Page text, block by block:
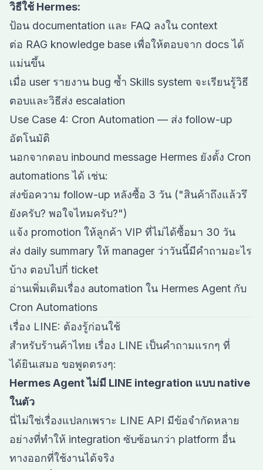
วิธีใช้ Hermes:
ป้อน documentation และ FAQ ลงใน context
ต่อ RAG knowledge base เพื่อให้ตอบจาก docs ได้
แม่นขึ้น
เมื่อ user รายงาน bug ซ้ำ Skills system จะเรียนรู้วิธี
ตอบและวิธีส่ง escalation
Use Case 4: Cron Automation — ส่ง follow-up
อัตโนมัติ
นอกจากตอบ inbound message Hermes ยังตั้ง Cron
automations ได้ เช่น:
ส่งข้อความ follow-up หลังซื้อ 3 วัน ("สินค้าถึงแล้วรึ
ยังครับ? พอใจไหมครับ?")
แจ้ง promotion ให้ลูกค้า VIP ที่ไม่ได้ซื้อมา 30 วัน
ส่ง daily summary ให้ manager ว่าวันนี้มีคำถามอะไร
บ้าง ตอบไปกี่ ticket
อ่านเพิ่มเติมเรื่อง automation ใน Hermes Agent กับ
Cron Automations
เรื่อง LINE: ต้องรู้ก่อนใช้
สำหรับร้านค้าไทย เรื่อง LINE เป็นคำถามแรกๆ ที่
ได้ยินเสมอ ขอพูดตรงๆ:
Hermes Agent ไม่มี LINE integration แบบ native
ในตัว
นี่ไม่ใช่เรื่องแปลกเพราะ LINE API มีข้อจำกัดหลาย
อย่างที่ทำให้ integration ซับซ้อนกว่า platform อื่น
ทางออกที่ใช้งานได้จริง